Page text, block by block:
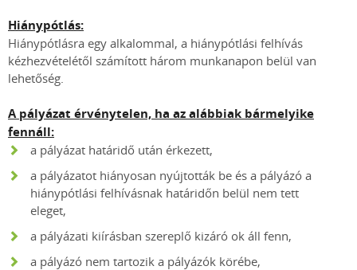
Hiánypótlás:
Hiánypótlásra egy alkalommal, a hiánypótlási felhívás
kézhezvételétől számított három munkanapon belül van
lehetőség.
A pályázat érvénytelen, ha az alábbiak bármelyike
fennáll:
a pályázat határidő után érkezett,
a pályázatot hiányosan nyújtották be és a pályázó a
hiánypótlási felhívásnak határidőn belül nem tett
eleget,
a pályázati kiírásban szereplő kizáró ok áll fenn,
a pályázó nem tartozik a pályázók körébe,